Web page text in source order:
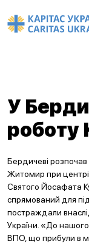
У
роботу
Бердичеві
Житомир при
Святого Йосафата
спрямований для
постраждали
України. «До
ВПО, що прибули в м.